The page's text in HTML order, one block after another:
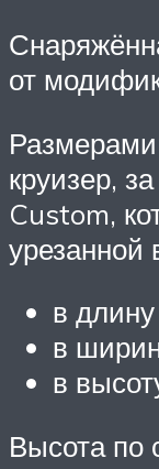
от
круизер,
Custom,
урезанной
в
в
в
Высота по